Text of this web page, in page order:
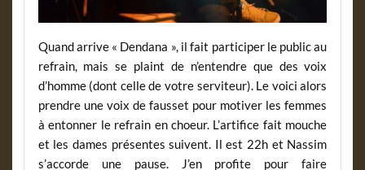
Quand arrive « Dendana », il fait participer le public au
refrain, mais se plaint de n’entendre que des voix
d’homme (dont celle de votre serviteur). Le voici alors
prendre une voix de fausset pour motiver les femmes
à entonner le refrain en choeur. L’artifice fait mouche
et les dames présentes suivent. Il est 22h et Nassim
s’accorde une pause. J’en profite pour faire